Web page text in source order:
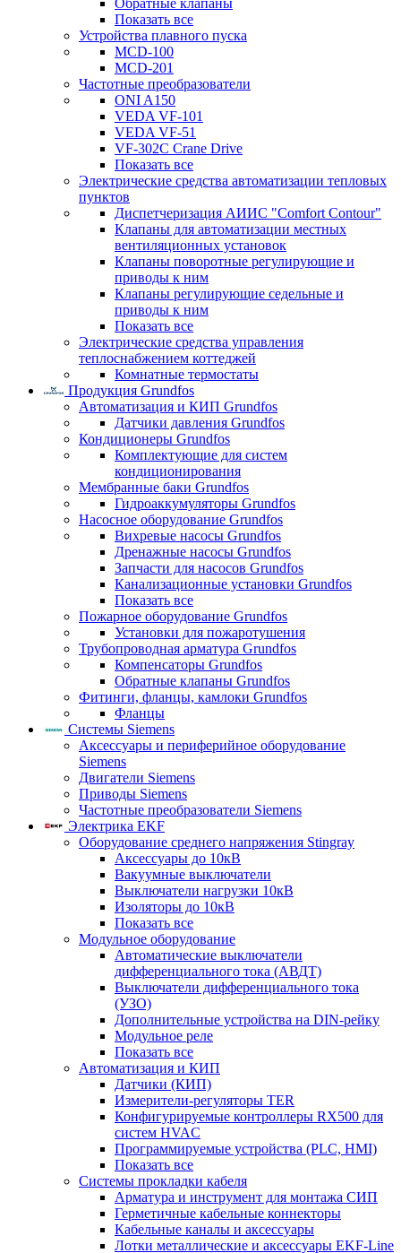
Обратные клапаны
Показать все
Устройства плавного пуска
MCD-100
MCD-201
Частотные преобразователи
ONI A150
VEDA VF-101
VEDA VF-51
VF-302C Crane Drive
Показать все
Электрические средства автоматизации тепловых
пунктов
Диспетчеризация АИИС "Comfort Contour"
Клапаны для автоматизации местных
вентиляционных установок
Клапаны поворотные регулирующие и
приводы к ним
Клапаны регулирующие седельные и
приводы к ним
Показать все
Электрические средства управления
теплоснабжением коттеджей
Комнатные термостаты
Продукция Grundfos
Автоматизация и КИП Grundfos
Датчики давления Grundfos
Кондиционеры Grundfos
Комплектующие для систем
кондиционирования
Мембранные баки Grundfos
Гидроаккумуляторы Grundfos
Насосное оборудование Grundfos
Вихревые насосы Grundfos
Дренажные насосы Grundfos
Запчасти для насосов Grundfos
Канализационные установки Grundfos
Показать все
Пожарное оборудование Grundfos
Установки для пожаротушения
Трубопроводная арматура Grundfos
Компенсаторы Grundfos
Обратные клапаны Grundfos
Фитинги, фланцы, камлоки Grundfos
Фланцы
Системы Siemens
Аксессуары и периферийное оборудование
Siemens
Двигатели Siemens
Приводы Siemens
Частотные преобразователи Siemens
Электрика EKF
Оборудование среднего напряжения Stingray
Аксессуары до 10кВ
Вакуумные выключатели
Выключатели нагрузки 10кВ
Изоляторы до 10кВ
Показать все
Модульное оборудование
Автоматические выключатели
дифференциального тока (АВДТ)
Выключатели дифференциального тока
(УЗО)
Дополнительные устройства на DIN-рейку
Модульное реле
Показать все
Автоматизация и КИП
Датчики (КИП)
Измерители-регуляторы TER
Конфигурируемые контроллеры RX500 для
систем HVAC
Программируемые устройства (PLC, HMI)
Показать все
Системы прокладки кабеля
Арматура и инструмент для монтажа СИП
Герметичные кабельные коннекторы
Кабельные каналы и аксессуары
Лотки металлические и аксессуары EKF-Line